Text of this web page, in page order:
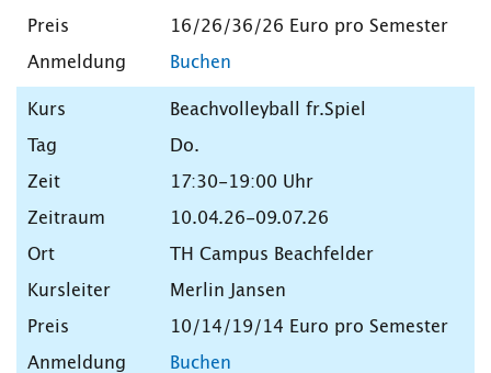
16/26/36/26 Euro pro Semester
Buchen
Beachvolleyball fr.Spiel
Do.
17:30-19:00 Uhr
10.04.26-09.07.26
TH Campus Beachfelder
Merlin Jansen
10/14/19/14 Euro pro Semester
Buchen